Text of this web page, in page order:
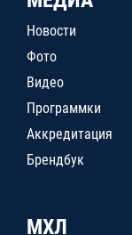
Новости
Фото
Видео
Программки
Аккредитация
Брендбук
МХЛ